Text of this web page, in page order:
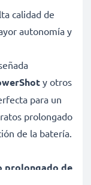
calidad de
autonomía y
y otros
para un
prolongado
de la batería.
prolongado de